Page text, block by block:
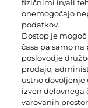
fizičnimi in/ali
onemogočajo
podatkov.
Dostop je
časa pa samo
poslovodje
prodajo,
ustno dovoljenje
izven delovnega
varovanih